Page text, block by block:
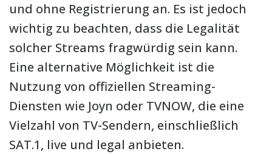
und ohne Registrierung an. Es ist jedoch
wichtig zu beachten, dass die Legalität
solcher Streams fragwürdig sein kann.
Eine alternative Möglichkeit ist die
Nutzung von offiziellen Streaming-
Diensten wie Joyn oder TVNOW, die eine
Vielzahl von TV-Sendern, einschließlich
SAT.1, live und legal anbieten.